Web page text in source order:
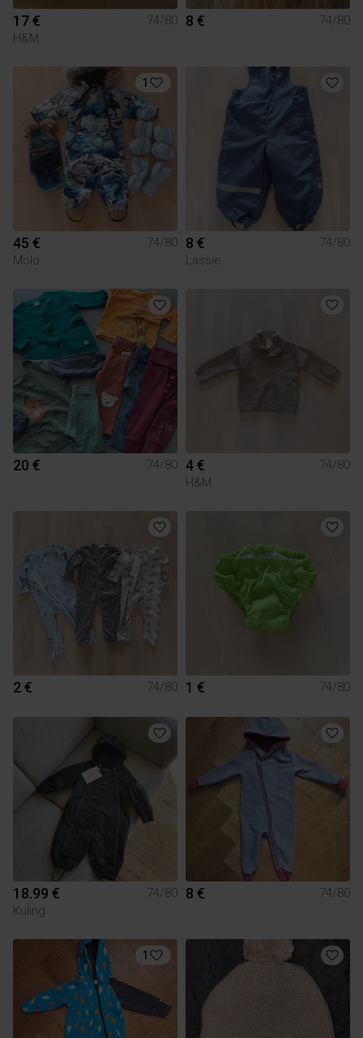
17 €
74/80
H&M
8 € 74/80
1
45 €
74/80
Molo
8 €
74/80
Lassie
20 € 74/80 4 €
74/80
H&M
2 € 74/80 1 € 74/80
18.99 €
74/80
Kuling
8 € 74/80
1